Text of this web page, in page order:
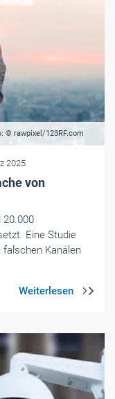
© rawpixel/123RF.com
2025
von
20.000
Eine Studie
Kanälen